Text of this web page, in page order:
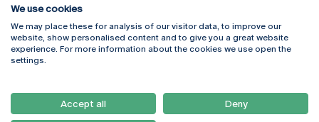
Rua Diogo Botelho 1327
4169-005 Porto
+351 226 196 240
Campus Online
Webmail
Como Chegar
Newsletter
We use cookies
We may place these for analysis of our visitor data, to improve our
website, show personalised content and to give you a great website
experience. For more information about the cookies we use open the
settings.
Accept all Deny